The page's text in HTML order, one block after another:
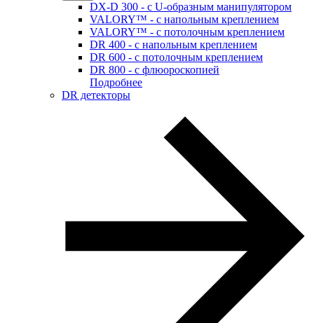
DX-D 300 - с U-образным манипулятором
VALORY™ - с напольным креплением
VALORY™ - с потолочным креплением
DR 400 - с напольным креплением
DR 600 - с потолочным креплением
DR 800 - с флюороскопией
Подробнее
DR детекторы